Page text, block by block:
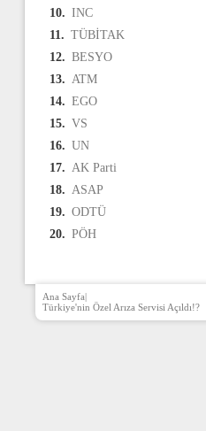
10. INC
11. TÜBİTAK
12. BESYO
13. ATM
14. EGO
15. VS
16. UN
17. AK Parti
18. ASAP
19. ODTÜ
20. PÖH
Ana Sayfa|
Türkiye'nin Özel Arıza Servisi Açıldı!?